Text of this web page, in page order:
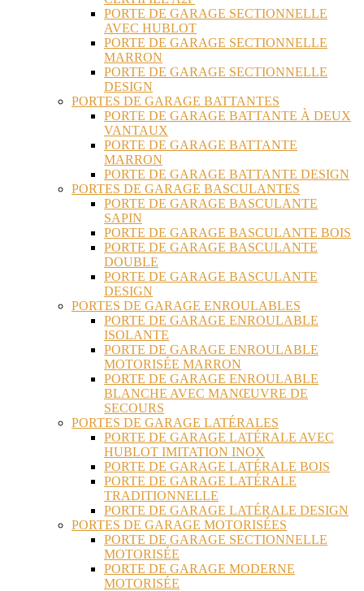
PORTE DE GARAGE SECTIONNELLE
AVEC HUBLOT
PORTE DE GARAGE SECTIONNELLE
MARRON
PORTE DE GARAGE SECTIONNELLE
DESIGN
PORTES DE GARAGE BATTANTES
PORTE DE GARAGE BATTANTE À DEUX
VANTAUX
PORTE DE GARAGE BATTANTE
MARRON
PORTE DE GARAGE BATTANTE DESIGN
PORTES DE GARAGE BASCULANTES
PORTE DE GARAGE BASCULANTE
SAPIN
PORTE DE GARAGE BASCULANTE BOIS
PORTE DE GARAGE BASCULANTE
DOUBLE
PORTE DE GARAGE BASCULANTE
DESIGN
PORTES DE GARAGE ENROULABLES
PORTE DE GARAGE ENROULABLE
ISOLANTE
PORTE DE GARAGE ENROULABLE
MOTORISÉE MARRON
PORTE DE GARAGE ENROULABLE
BLANCHE AVEC MANŒUVRE DE
SECOURS
PORTES DE GARAGE LATÉRALES
PORTE DE GARAGE LATÉRALE AVEC
HUBLOT IMITATION INOX
PORTE DE GARAGE LATÉRALE BOIS
PORTE DE GARAGE LATÉRALE
TRADITIONNELLE
PORTE DE GARAGE LATÉRALE DESIGN
PORTES DE GARAGE MOTORISÉES
PORTE DE GARAGE SECTIONNELLE
MOTORISÉE
PORTE DE GARAGE MODERNE
MOTORISÉE